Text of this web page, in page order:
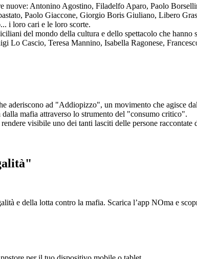
nuove: Antonino Agostino, Filadelfo Aparo, Paolo
Paolo Giaccone, Giorgio Boris Giuliano, Libero
i loro cari e le loro scorte.
del mondo della cultura e dello spettacolo che
Cascio, Teresa Mannino, Isabella Ragonese,
aderiscono ad "Addiopizzo", un movimento che agisce
mafia attraverso lo strumento del "consumo critico".
visibile uno dei tanti lasciti delle persone
e della lotta contro la mafia. Scarica l’app NOma e